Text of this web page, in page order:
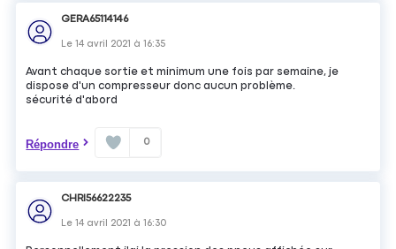
GERA65114146
Le14 avril 2021 à16:35
Avant chaque sortie et minimum une fois par semaine, je
dispose d'un compresseur donc aucun problème.
sécurité d'abord
Répondre 0
CHRI56622235
Le14 avril 2021 à16:30